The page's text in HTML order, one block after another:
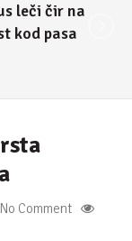
i rasol su
i autizam
No Comment